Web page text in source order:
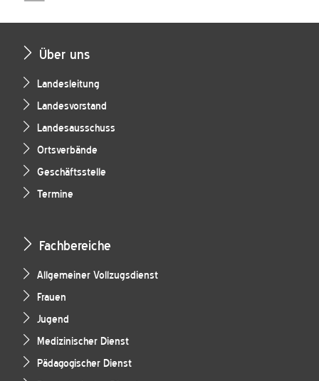
Über uns
Landesleitung
Landesvorstand
Landesausschuss
Ortsverbände
Geschäftsstelle
Termine
Fachbereiche
Allgemeiner Vollzugsdienst
Frauen
Jugend
Medizinischer Dienst
Pädagogischer Dienst